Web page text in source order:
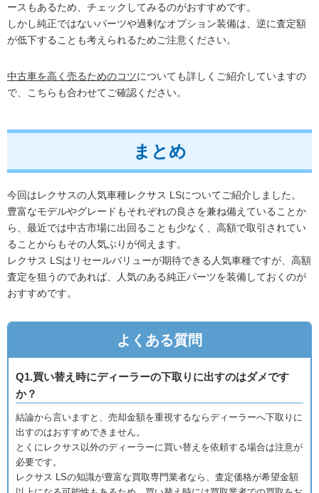
ースもあるため、チェックしてみるのがおすすめです。
しかし純正ではないパーツや過剰なオプション装備は、逆に査定額
が低下することも考えられるためご注意ください。
中古車を高く売るためのコツについても詳しくご紹介していますの
で、こちらも合わせてご確認ください。
まとめ
今回はレクサスの人気車種レクサス LSについてご紹介しました。
豊富なモデルやグレードもそれぞれの良さを兼ね備えていることか
ら、最近では中古市場に出回ることも少なく、高額で取引されてい
ることからもその人気ぶりが伺えます。
レクサス LSはリセールバリューが期待できる人気車種ですが、高額
査定を狙うのであれば、人気のある純正パーツを装備しておくのが
おすすめです。
よくある質問
Q1.買い替え時にディーラーの下取りに出すのはダメです
か？
結論から言いますと、売却金額を重視するならディーラーへ下取りに
出すのはおすすめできません。
とくにレクサス以外のディーラーに買い替えを依頼する場合は注意が
必要です。
レクサス LSの知識が豊富な買取専門業者なら、査定価格が希望金額